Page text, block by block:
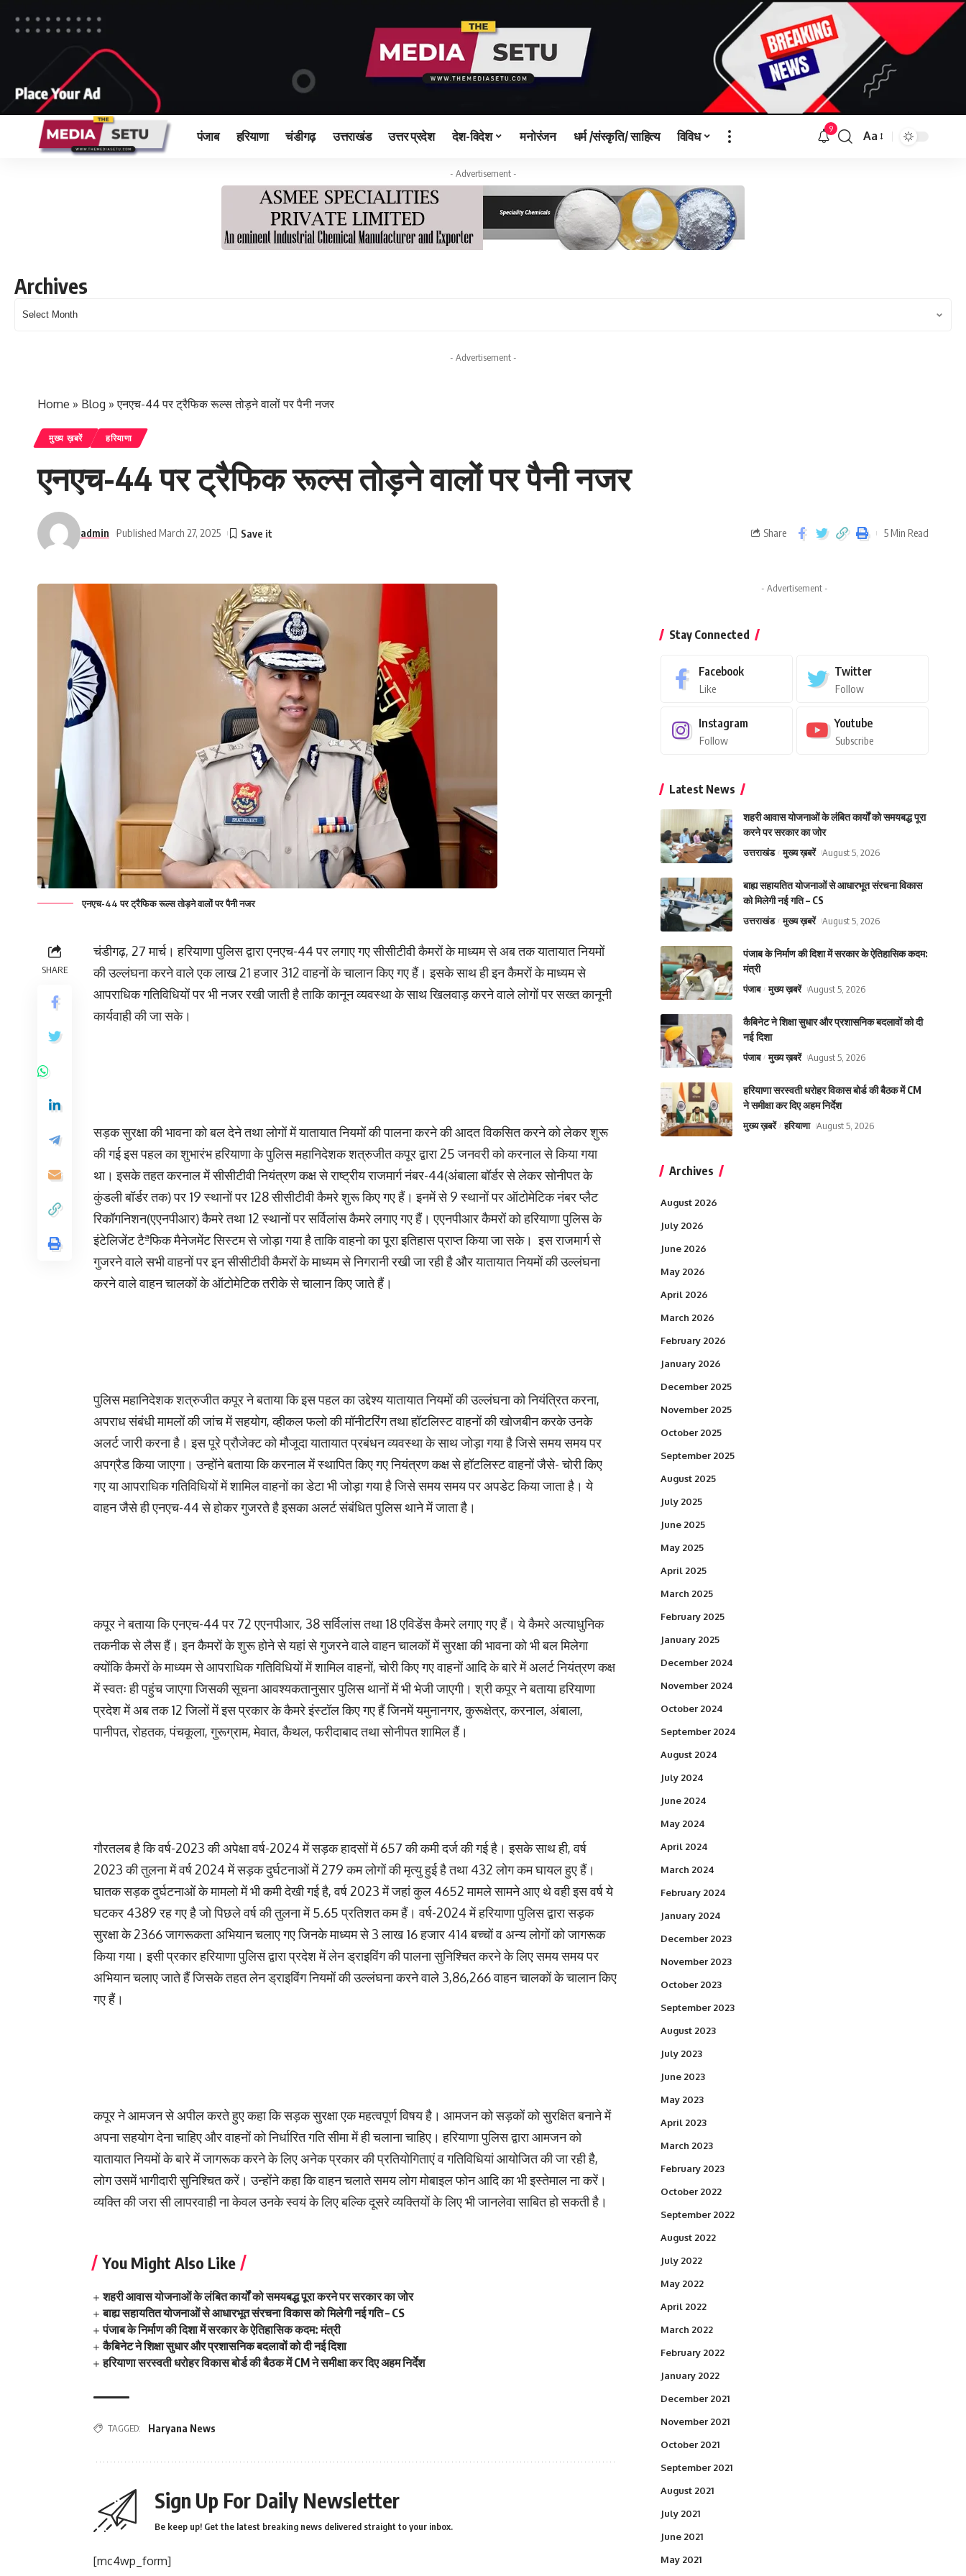
पंजाब हरियाणा चंडीगढ़ उत्तराखंड उत्तर प्रदेश देश-विदेश मनोरंजन धर्म /संस्कृति/ साहित्य विविध 9
Aa
- Advertisement -
Archives
- Advertisement -
Home » Blog »एनएच-44 पर ट्रैफिक रूल्स तोड़ने वालों पर पैनी नजर
मुख्य ख़बरें हरियाणा
एनएच-44 पर ट्रैफिक रूल्स तोड़ने वालों पर पैनी नजर
admin Published March 27, 2025 Share 5 Min Read
एनएच-44 पर ट्रैफिक रूल्स तोड़ने वालों पर पैनी नजर
SHARE
चंडीगढ़, 27 मार्च। हरियाणा पुलिस द्वारा एनएच-44 पर लगाए गए सीसीटीवी कैमरों के माध्यम से अब तक यातायात नियमों
की उल्लंघना करने वाले एक लाख 21 हजार 312 वाहनों के चालान किए गए हैं। इसके साथ ही इन कैमरों के माध्यम से
आपराधिक गतिविधियों पर भी नजर रखी जाती है ताकि कानून व्यवस्था के साथ खिलवाड़ करने वाले लोगों पर सख्त कानूनी
कार्यवाही की जा सके।
सड़क सुरक्षा की भावना को बल देने तथा लोगों में यातायात नियमों की पालना करने की आदत विकसित करने को लेकर शुरू
की गई इस पहल का शुभारंभ हरियाणा के पुलिस महानिदेशक शत्रुजीत कपूर द्वारा 25 जनवरी को करनाल से किया गया
था। इसके तहत करनाल में सीसीटीवी नियंत्रण कक्ष से राष्ट्रीय राजमार्ग नंबर-44(अंबाला बॉर्डर से लेकर सोनीपत के
कुंडली बॉर्डर तक) पर 19 स्थानों पर 128 सीसीटीवी कैमरे शुरू किए गए हैं। इनमें से 9 स्थानों पर ऑटोमेटिक नंबर प्लैट
रिकॉगनिशन(एएनपीआर) कैमरे तथा 12 स्थानों पर सर्विलांस कैमरे लगाए गए हैं। एएनपीआर कैमरों को हरियाणा पुलिस के
इंटेलिजेंट टैªफिक मैनेजमेंट सिस्टम से जोड़ा गया है ताकि वाहनो का पूरा इतिहास प्राप्त किया जा सके। इस राजमार्ग से
गुजरने वाले सभी वाहनों पर इन सीसीटीवी कैमरों के माध्यम से निगरानी रखी जा रही है और यातायात नियमों की उल्लंघना
करने वाले वाहन चालकों के ऑटोमेटिक तरीके से चालान किए जाते हैं।
पुलिस महानिदेशक शत्रुजीत कपूर ने बताया कि इस पहल का उद्देश्य यातायात नियमों की उल्लंघना को नियंत्रित करना,
अपराध संबंधी मामलों की जांच में सहयोग, व्हीकल फलो की मॉनीटरिंग तथा हॉटलिस्ट वाहनों की खोजबीन करके उनके
अलर्ट जारी करना है। इस पूरे प्रौजेक्ट को मौजूदा यातायात प्रबंधन व्यवस्था के साथ जोड़ा गया है जिसे समय समय पर
अपग्रैड किया जाएगा। उन्होंने बताया कि करनाल में स्थापित किए गए नियंत्रण कक्ष से हॉटलिस्ट वाहनों जैसे- चोरी किए
गए या आपराधिक गतिविधियों में शामिल वाहनों का डेटा भी जोड़ा गया है जिसे समय समय पर अपडेट किया जाता है। ये
वाहन जैसे ही एनएच-44 से होकर गुजरते है इसका अलर्ट संबंधित पुलिस थाने में जाता है।
कपूर ने बताया कि एनएच-44 पर 72 एएनपीआर, 38 सर्विलांस तथा 18 एविडेंस कैमरे लगाए गए हैं। ये कैमरे अत्याधुनिक
तकनीक से लैस हैं। इन कैमरों के शुरू होने से यहां से गुजरने वाले वाहन चालकों में सुरक्षा की भावना को भी बल मिलेगा
क्योंकि कैमरों के माध्यम से आपराधिक गतिविधियों में शामिल वाहनों, चोरी किए गए वाहनों आदि के बारे में अलर्ट नियंत्रण कक्ष
में स्वतः ही पहुंच जाएगा जिसकी सूचना आवश्यकतानुसार पुलिस थानों में भी भेजी जाएगी। श्री कपूर ने बताया हरियाणा
प्रदेश में अब तक 12 जिलों में इस प्रकार के कैमरे इंस्टॉल किए गए हैं जिनमें यमुनानगर, कुरूक्षेत्र, करनाल, अंबाला,
पानीपत, रोहतक, पंचकूला, गुरूग्राम, मेवात, कैथल, फरीदाबाद तथा सोनीपत शामिल हैं।
गौरतलब है कि वर्ष-2023 की अपेक्षा वर्ष-2024 में सड़क हादसों में 657 की कमी दर्ज की गई है। इसके साथ ही, वर्ष
2023 की तुलना में वर्ष 2024 में सड़क दुर्घटनाओं में 279 कम लोगों की मृत्यु हुई है तथा 432 लोग कम घायल हुए हैं।
घातक सड़क दुर्घटनाओं के मामलो में भी कमी देखी गई है, वर्ष 2023 में जहां कुल 4652 मामले सामने आए थे वही इस वर्ष ये
घटकर 4389 रह गए है जो पिछले वर्ष की तुलना में 5.65 प्रतिशत कम हैं। वर्ष-2024 में हरियाणा पुलिस द्वारा सड़क
सुरक्षा के 2366 जागरूकता अभियान चलाए गए जिनके माध्यम से 3 लाख 16 हजार 414 बच्चों व अन्य लोगों को जागरूक
किया गया। इसी प्रकार हरियाणा पुलिस द्वारा प्रदेश में लेन ड्राइविंग की पालना सुनिश्चित करने के लिए समय समय पर
अभियान चलाए जाते हैं जिसके तहत लेन ड्राइविंग नियमों की उल्लंघना करने वाले 3,86,266 वाहन चालकों के चालान किए
गए हैं।
कपूर ने आमजन से अपील करते हुए कहा कि सड़क सुरक्षा एक महत्वपूर्ण विषय है। आमजन को सड़कों को सुरक्षित बनाने में
अपना सहयोग देना चाहिए और वाहनों को निर्धारित गति सीमा में ही चलाना चाहिए। हरियाणा पुलिस द्वारा आमजन को
यातायात नियमों के बारे में जागरूक करने के लिए अनेक प्रकार की प्रतियोगिताएं व गतिविधियां आयोजित की जा रही है,
लोग उसमें भागीदारी सुनिश्चित करें। उन्होंने कहा कि वाहन चलाते समय लोग मोबाइल फोन आदि का भी इस्तेमाल ना करें।
व्यक्ति की जरा सी लापरवाही ना केवल उनके स्वयं के लिए बल्कि दूसरे व्यक्तियों के लिए भी जानलेवा साबित हो सकती है।
You Might Also Like
शहरी आवास योजनाओं के लंबित कार्यों को समयबद्ध पूरा करने पर सरकार का जोर
बाह्य सहायतित योजनाओं से आधारभूत संरचना विकास को मिलेगी नई गति – CS
पंजाब के निर्माण की दिशा में सरकार के ऐतिहासिक कदम: मंत्री
कैबिनेट ने शिक्षा सुधार और प्रशासनिक बदलावों को दी नई दिशा
हरियाणा सरस्वती धरोहर विकास बोर्ड की बैठक में CM ने समीक्षा कर दिए अहम निर्देश
TAGGED: Haryana News
Sign Up For Daily Newsletter
Be keep up! Get the latest breaking news delivered straight to your inbox.
[mc4wp_form]
- Advertisement -
Stay Connected
Facebook
Like
Twitter
Follow
Instagram
Follow
Youtube
Subscribe
Latest News
शहरी आवास योजनाओं के लंबित कार्यों को समयबद्ध पूरा
करने पर सरकार का जोर
उत्तराखंड मुख्य ख़बरें August 5, 2026
बाह्य सहायतित योजनाओं से आधारभूत संरचना विकास
को मिलेगी नई गति – CS
उत्तराखंड मुख्य ख़बरें August 5, 2026
पंजाब के निर्माण की दिशा में सरकार के ऐतिहासिक कदम:
मंत्री
पंजाब मुख्य ख़बरें August 5, 2026
कैबिनेट ने शिक्षा सुधार और प्रशासनिक बदलावों को दी
नई दिशा
पंजाब मुख्य ख़बरें August 5, 2026
हरियाणा सरस्वती धरोहर विकास बोर्ड की बैठक में CM
ने समीक्षा कर दिए अहम निर्देश
मुख्य ख़बरें हरियाणा August 5, 2026
Archives
August 2026
July 2026
June 2026
May 2026
April 2026
March 2026
February 2026
January 2026
December 2025
November 2025
October 2025
September 2025
August 2025
July 2025
June 2025
May 2025
April 2025
March 2025
February 2025
January 2025
December 2024
November 2024
October 2024
September 2024
August 2024
July 2024
June 2024
May 2024
April 2024
March 2024
February 2024
January 2024
December 2023
November 2023
October 2023
September 2023
August 2023
July 2023
June 2023
May 2023
April 2023
March 2023
February 2023
October 2022
September 2022
August 2022
July 2022
May 2022
April 2022
March 2022
February 2022
January 2022
December 2021
November 2021
October 2021
September 2021
August 2021
July 2021
June 2021
May 2021